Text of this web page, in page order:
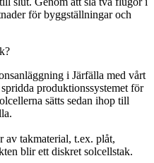
för byggställningar och
i Järfälla med vårt
produktionssystemet för
sätts sedan ihop till
av takmaterial, t.ex. plåt,
blir ett diskret solcellstak.